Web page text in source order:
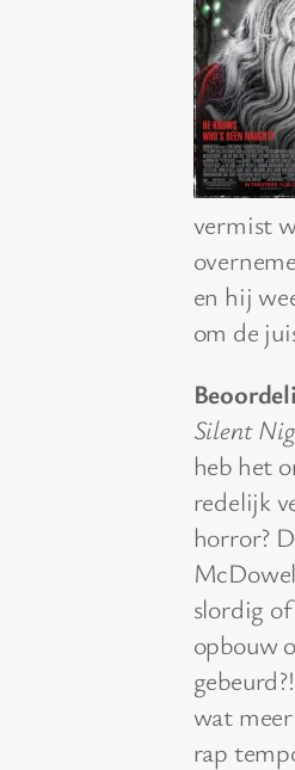
vermist
en hij
om de
Silent
heb het
redelijk
horror?
slordig
opbouw
wat
rap